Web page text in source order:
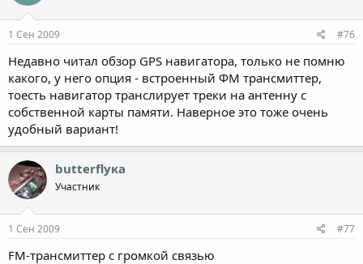
1 Сен 2009 #76
Недавно читал обзор GPS навигатора, только не помню
какого, у него опция - встроенный ФМ трансмиттер,
тоесть навигатор транслирует треки на антенну с
собственной карты памяти. Наверное это тоже очень
удобный вариант!
butterflyка
Участник
1 Сен 2009 #77
FM-трансмиттер с громкой связью